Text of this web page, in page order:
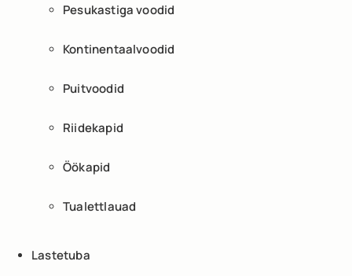
Pesukastiga voodid
Kontinentaalvoodid
Puitvoodid
Riidekapid
Öökapid
Tualettlauad
Lastetuba